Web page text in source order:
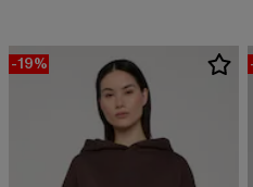
-19%